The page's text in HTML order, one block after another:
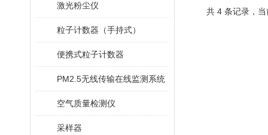
激光粉尘仪
粒子计数器（手持式）
便携式粒子计数器
PM2.5无线传输在线监测系统
空气质量检测仪
采样器
共 4 条记录